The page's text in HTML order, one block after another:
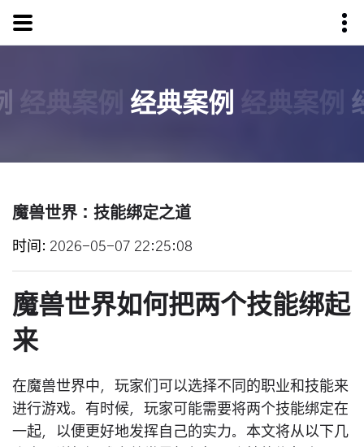
经典案例
魔兽世界：技能绑定之道
时间 2026-05-07 22:25:08
魔兽世界如何把两个技能绑起
来
在魔兽世界中，玩家们可以选择不同的职业和技能来
进行游戏。有时候，玩家可能需要将两个技能绑定在
一起，以便更好地发挥自己的实力。本文将从以下几